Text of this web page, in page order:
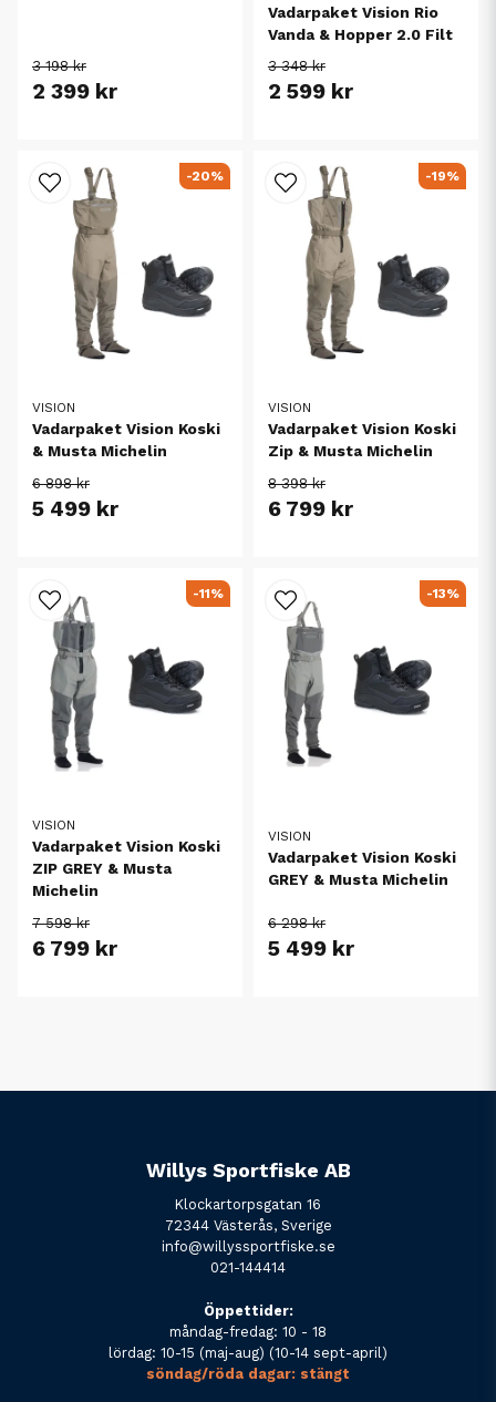
3 198 kr
2 399 kr
Vadarpaket Vision Rio
Vanda & Hopper 2.0 Filt
3 348 kr
2 599 kr
VISION
Vadarpaket Vision Koski
& Musta Michelin
6 898 kr
5 499 kr
-20%
VISION
Vadarpaket Vision Koski
Zip & Musta Michelin
8 398 kr
6 799 kr
-19%
VISION
Vadarpaket Vision Koski
ZIP GREY & Musta
Michelin
7 598 kr
6 799 kr
-11%
VISION
Vadarpaket Vision Koski
GREY & Musta Michelin
6 298 kr
5 499 kr
-13%
Willys Sportfiske AB
Klockartorpsgatan 16
72344 Västerås, Sverige
info@willyssportfiske.se
021-144414
Öppettider:
måndag-fredag: 10 - 18
lördag: 10-15 (maj-aug) (10-14 sept-april)
söndag/röda dagar: stängt